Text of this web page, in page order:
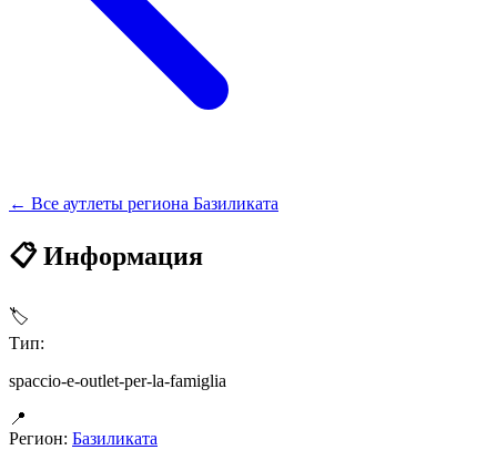
← Все аутлеты региона Базиликата
📋 Информация
🏷
Тип:
spaccio-e-outlet-per-la-famiglia
📍
Регион: Базиликата